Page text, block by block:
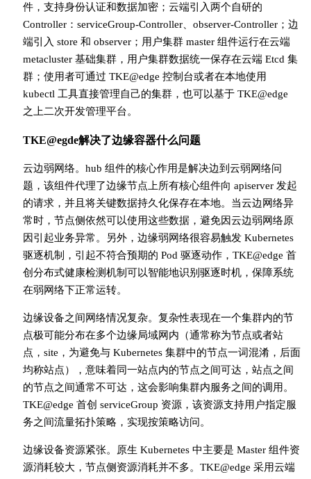
件，支持身份认证和数据加密；云端引入两个自研的
Controller：serviceGroup-Controller、observer-Controller；边
端引入 store 和 observer；用户集群 master 组件运行在云端
metacluster 基础集群，用户集群数据统一保存在云端 Etcd 集
群；使用者可通过 TKE@edge 控制台或者在本地使用
kubectl 工具直接管理自己的集群，也可以基于 TKE@edge
之上二次开发管理平台。
TKE@egde解决了边缘容器什么问题
云边弱网络。hub 组件的核心作用是解决边到云弱网络问
题，该组件代理了边缘节点上所有核心组件向 apiserver 发起
的请求，并且将关键数据持久化保存在本地。当云边网络异
常时，节点侧依然可以使用这些数据，避免因云边弱网络原
因引起业务异常。另外，边缘弱网络很容易触发 Kubernetes
驱逐机制，引起不符合预期的 Pod 驱逐动作，TKE@edge 首
创分布式健康检测机制可以智能地识别驱逐时机，保障系统
在弱网络下正常运转。
边缘设备之间网络情况复杂。复杂性表现在一个集群内的节
点极可能分布在多个边缘局域网内（通常称为节点或者站
点，site，为避免与 Kubernetes 集群中的节点一词混淆，后面
均称站点），意味着同一站点内的节点之间可达，站点之间
的节点之间通常不可达，这会影响集群内服务之间的调用。
TKE@edge 首创 serviceGroup 资源，该资源支持用户指定服
务之间流量拓扑策略，实现按策略访问。
边缘设备资源紧张。原生 Kubernetes 中主要是 Master 组件资
源消耗较大，节点侧资源消耗并不多。TKE@edge 采用云端